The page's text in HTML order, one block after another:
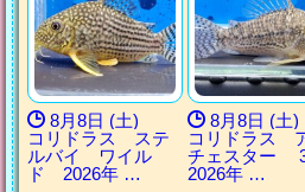
8月8日 (土)
コリドラス ステ
ルバイ ワイル
ド 2026年 …
8月8日 (土)
コリドラス
チェスター
2026年 …